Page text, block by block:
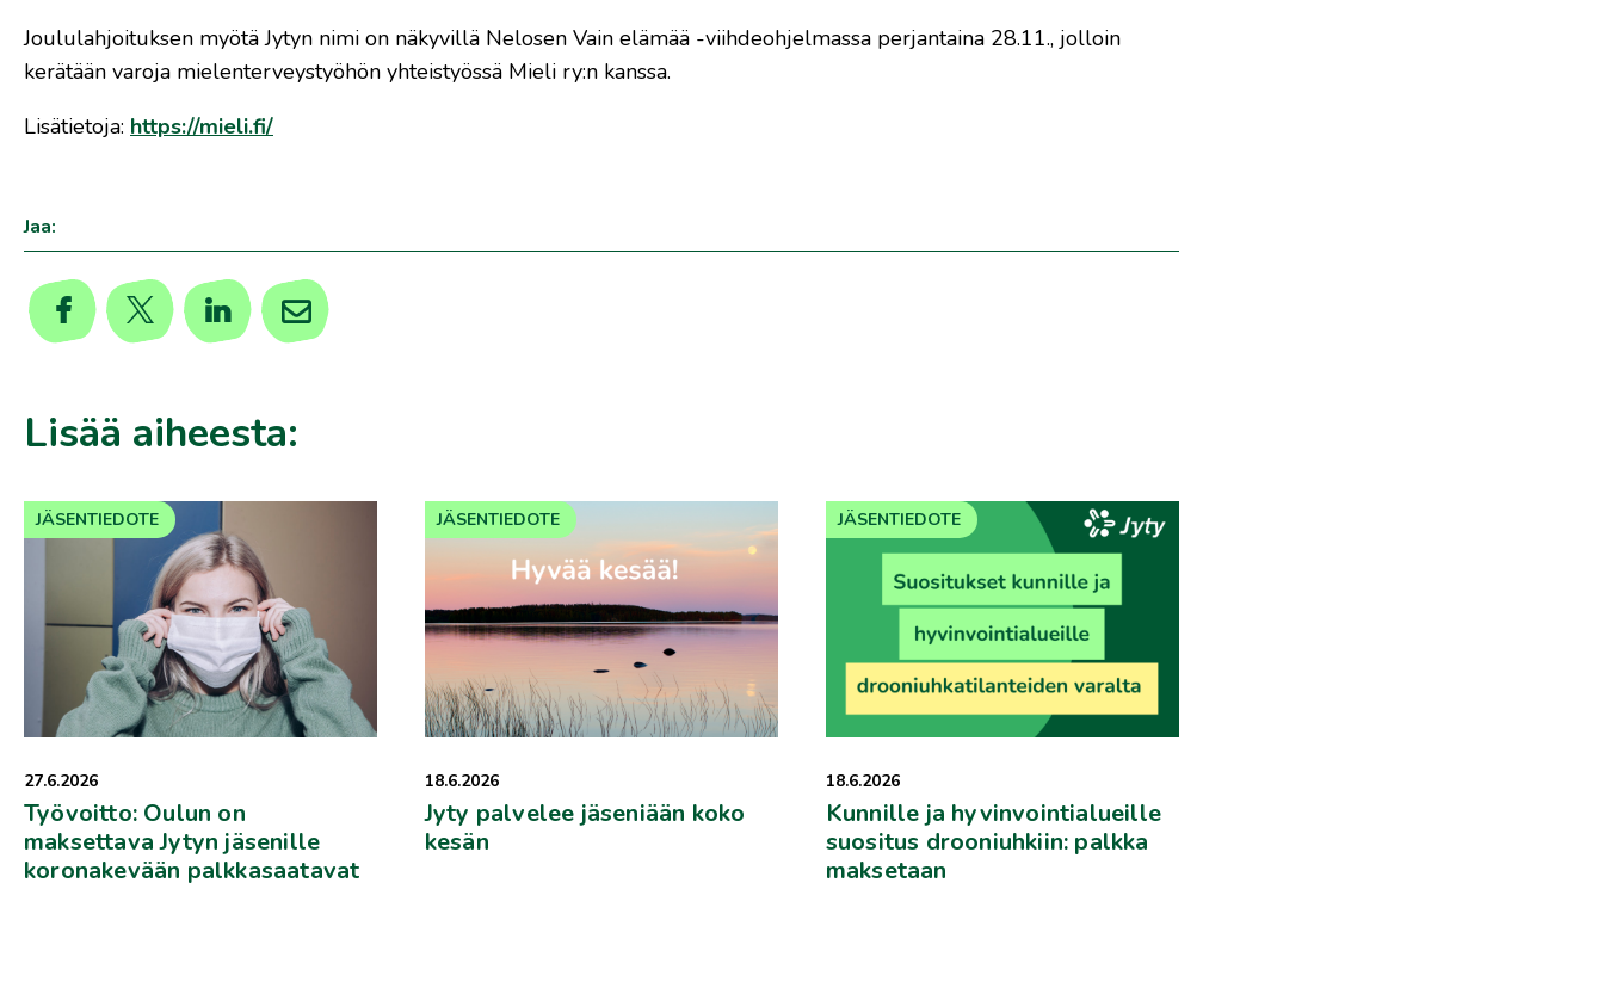
Joululahjoituksen myötä Jytyn nimi on näkyvillä Nelosen Vain elämää -viihdeohjelmassa perjantaina 28.11., jolloin
kerätään varoja mielenterveystyöhön yhteistyössä Mieli ry:n kanssa.
Lisätietoja: https://mieli.fi/
Jaa:
Lisää aiheesta:
27.6.2026
Työvoitto: Oulun on
maksettava Jytyn jäsenille
koronakevään palkkasaatavat
JÄSENTIEDOTE
18.6.2026
Jyty palvelee jäseniään koko
kesän
JÄSENTIEDOTE
18.6.2026
Kunnille ja hyvinvointialueille
suositus drooniuhkiin: palkka
maksetaan
JÄSENTIEDOTE